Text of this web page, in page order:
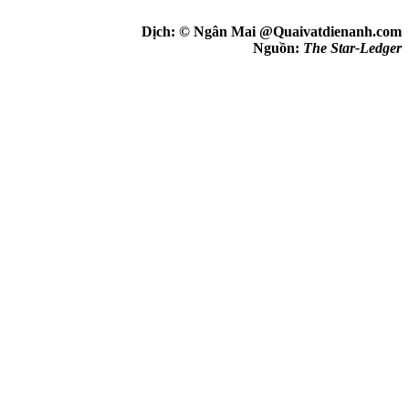
Dịch: © Ngân Mai @Quaivatdienanh.com
Nguồn: The Star-Ledger